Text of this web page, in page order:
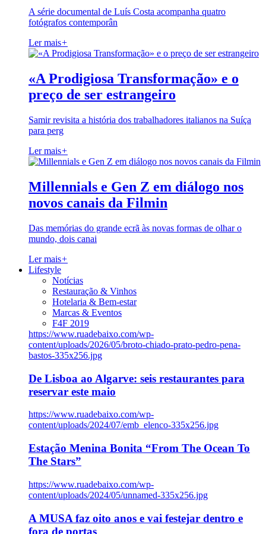
A série documental de Luís Costa acompanha quatro
fotógrafos contemporân
Ler mais+
«A Prodigiosa Transformação» e o
preço de ser estrangeiro
Samir revisita a história dos trabalhadores italianos na Suíça
para perg
Ler mais+
Millennials e Gen Z em diálogo nos
novos canais da Filmin
Das memórias do grande ecrã às novas formas de olhar o
mundo, dois canai
Ler mais+
Lifestyle
Notícias
Restauração & Vinhos
Hotelaria & Bem-estar
Marcas & Eventos
F4F 2019
https://www.ruadebaixo.com/wp-
content/uploads/2026/05/broto-chiado-prato-pedro-pena-
bastos-335x256.jpg
De Lisboa ao Algarve: seis restaurantes para
reservar este maio
https://www.ruadebaixo.com/wp-
content/uploads/2024/07/emb_elenco-335x256.jpg
Estação Menina Bonita “From The Ocean To
The Stars”
https://www.ruadebaixo.com/wp-
content/uploads/2024/05/unnamed-335x256.jpg
A MUSA faz oito anos e vai festejar dentro e
fora de portas